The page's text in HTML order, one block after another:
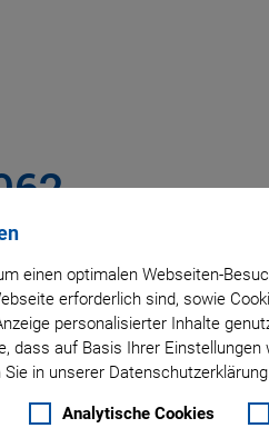
einen optimalen Webseiten-
erforderlich sind, sowie
personalisierter Inhalte
dass auf Basis Ihrer
in unserer
Analytische Cookies